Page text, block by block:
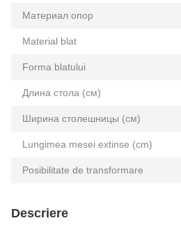
Материал опор
Material blat
Forma blatului
Длина стола (см)
Ширина столешницы (см)
Lungimea mesei extinse (cm)
Posibilitate de transformare
Descriere